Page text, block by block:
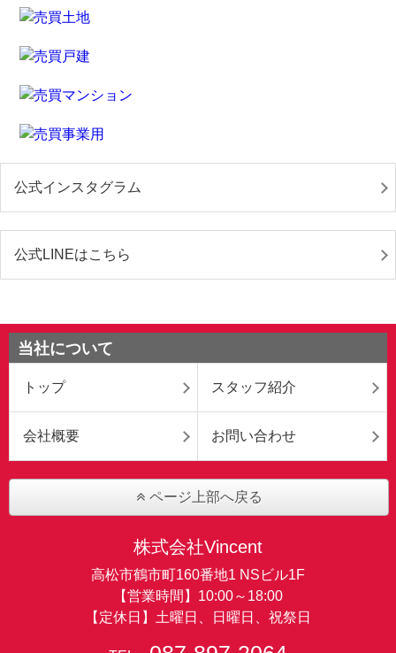
公式インスタグラム
公式LINEはこちら
当社について
トップ スタッフ紹介
会社概要 お問い合わせ
ページ上部へ戻る
株式会社Vincent
高松市鶴市町160番地1 NSビル1F
【営業時間】10:00～18:00
【定休日】土曜日、日曜日、祝祭日